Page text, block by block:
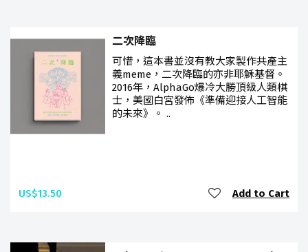
二次降臨
可惜，這本書並沒有教大家製作共產主
義meme，二次降臨的亦非耶穌基督。
2016年，AlphaGo爆冷大勝頂級人類棋
士，美國白宮發佈《準備迎接人工智能
的未來》。 ..
US$13.50 Add to Cart